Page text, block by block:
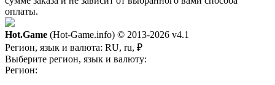
оплаты.
Hot.Game (Hot-Game.info) © 2013-2026 v4.1
Регион, язык и валюта: RU, ru, ₽
Выберите регион, язык и валюту:
Регион: